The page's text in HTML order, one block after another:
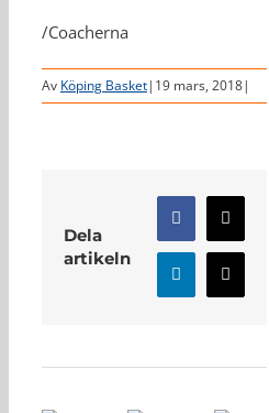
/Coacherna
Av Köping Basket| 19 mars, 2018|
Dela
artikeln
Facebook
X
LinkedInE-
post